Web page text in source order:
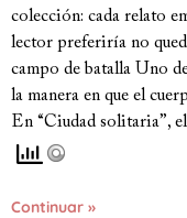
colección: cada relato
lector preferiría no
campo de batalla Uno
la manera en que el
En “Ciudad solitaria”,
Continuar »